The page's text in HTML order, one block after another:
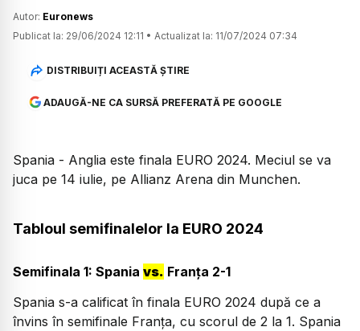
Autor: Euronews
Publicat la: 29/06/2024 12:11 • Actualizat la: 11/07/2024 07:34
DISTRIBUIȚI ACEASTĂ ȘTIRE
ADAUGĂ-NE CA SURSĂ PREFERATĂ PE GOOGLE
Spania - Anglia este finala EURO 2024. Meciul se va
juca pe 14 iulie, pe Allianz Arena din Munchen.
Tabloul semifinalelor la EURO 2024
Semifinala 1: Spania vs. Franța 2-1
Spania s-a calificat în finala EURO 2024 după ce a
învins în semifinale Franța, cu scorul de 2 la 1. Spania